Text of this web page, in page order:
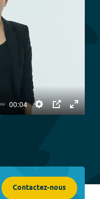
00:04
Settings
PIP
Enter
Contactez-nous